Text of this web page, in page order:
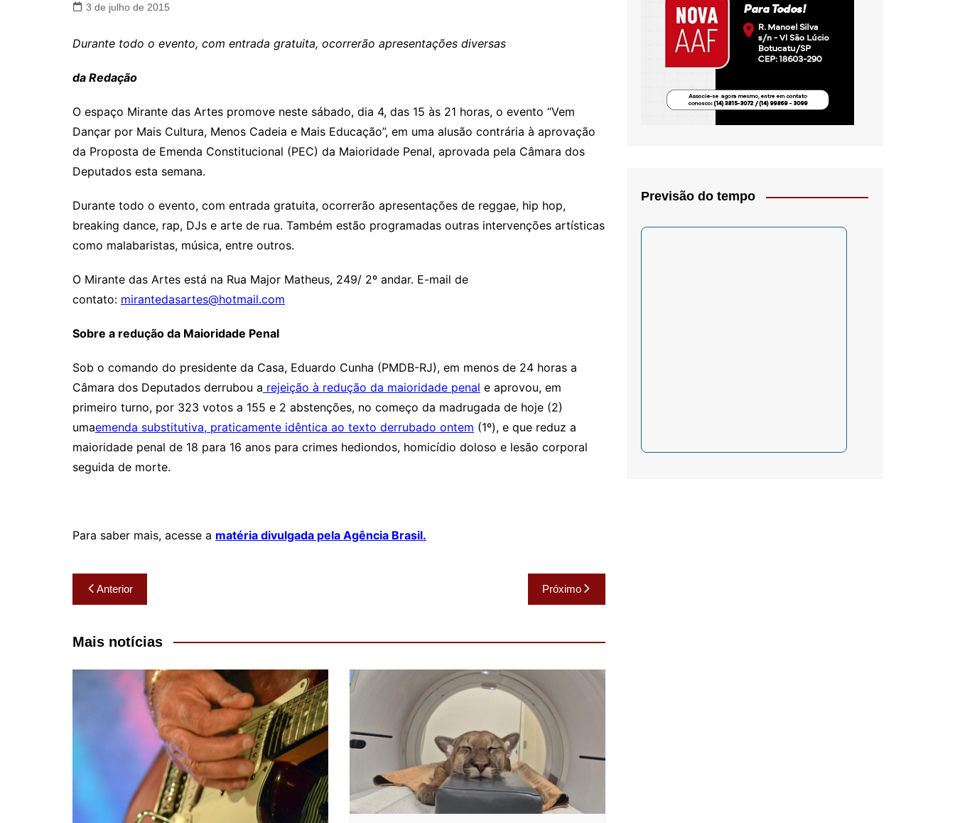
Oscar D’Ambrosio- Crítica
Érick Facioli
Carlos Ramos
Juliana Martini – Psicologia
Infantil
3 de julho de 2015
Durante todo o evento, com entrada gratuita, ocorrerão apresentações diversas
da Redação
O espaço Mirante das Artes promove neste sábado, dia 4, das 15 às 21 horas, o evento “Vem
Dançar por Mais Cultura, Menos Cadeia e Mais Educação”, em uma alusão contrária à aprovação
da Proposta de Emenda Constitucional (PEC) da Maioridade Penal, aprovada pela Câmara dos
Deputados esta semana.
Durante todo o evento, com entrada gratuita, ocorrerão apresentações de reggae, hip hop,
breaking dance, rap, DJs e arte de rua. Também estão programadas outras intervenções artísticas
como malabaristas, música, entre outros.
O Mirante das Artes está na Rua Major Matheus, 249/ 2º andar. E-mail de
contato: mirantedasartes@hotmail.com
Sobre a redução da Maioridade Penal
Sob o comando do presidente da Casa, Eduardo Cunha (PMDB-RJ), em menos de 24 horas a
Câmara dos Deputados derrubou a rejeição à redução da maioridade penal e aprovou, em
primeiro turno, por 323 votos a 155 e 2 abstenções, no começo da madrugada de hoje (2)
umaemenda substitutiva, praticamente idêntica ao texto derrubado ontem (1º), e que reduz a
maioridade penal de 18 para 16 anos para crimes hediondos, homicídio doloso e lesão corporal
seguida de morte.
Para saber mais, acesse a matéria divulgada pela Agência Brasil.
Navegação
de
Post
Anterior Próximo
Mais notícias
Previsão do tempo